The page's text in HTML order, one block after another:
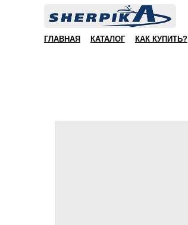
ГЛАВНАЯ КАТАЛОГ КАК КУПИТЬ?